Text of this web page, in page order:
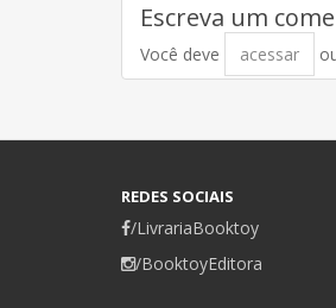
Escreva um
Você deve acessar
REDES SOCIAIS
/LivrariaBooktoy
/BooktoyEditora